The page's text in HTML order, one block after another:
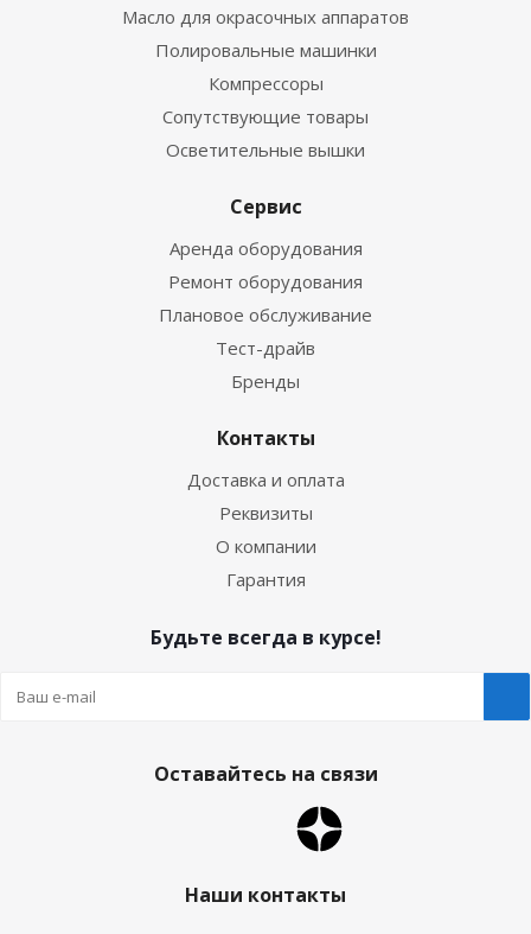
Масло для окрасочных аппаратов
Полировальные машинки
Компрессоры
Сопутствующие товары
Осветительные вышки
Сервис
Аренда оборудования
Ремонт оборудования
Плановое обслуживание
Тест-драйв
Бренды
Контакты
Доставка и оплата
Реквизиты
О компании
Гарантия
Будьте всегда в курсе!
Оставайтесь на связи
Наши контакты